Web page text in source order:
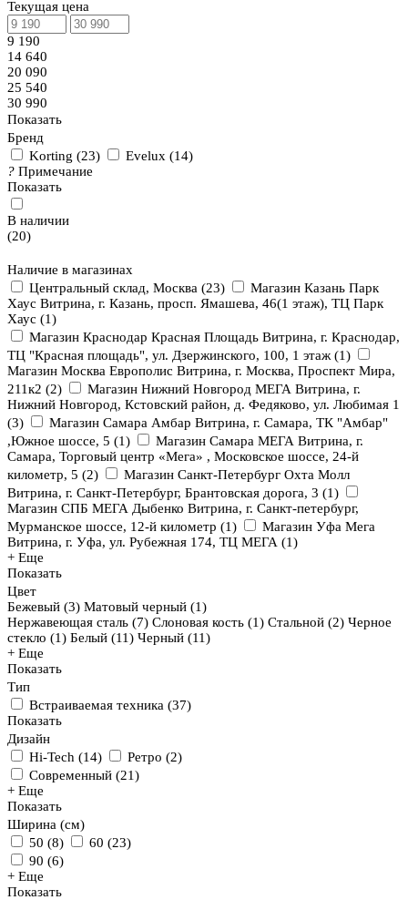
Текущая цена
9 190
14 640
20 090
25 540
30 990
Показать
Бренд
Korting (23) Evelux (14)
? Примечание
Показать
В наличии
(20)
Наличие в магазинах
Центральный склад, Москва (23)
Магазин Казань Парк
Хаус Витрина, г. Казань, просп. Ямашева, 46(1 этаж), ТЦ Парк
Хаус (1)
Магазин Краснодар Красная Площадь Витрина, г. Краснодар,
ТЦ "Красная площадь", ул. Дзержинского, 100, 1 этаж (1)
Магазин Москва Европолис Витрина, г. Москва, Проспект Мира,
211к2 (2)
Магазин Нижний Новгород МЕГА Витрина, г.
Нижний Новгород, Кстовский район, д. Федяково, ул. Любимая 1
(3)
Магазин Самара Амбар Витрина, г. Самара, ТК "Амбар"
,Южное шоссе, 5 (1)
Магазин Самара МЕГА Витрина, г.
Самара, Торговый центр «Мега» , Московское шоссе, 24-й
километр, 5 (2)
Магазин Санкт-Петербург Охта Молл
Витрина, г. Санкт-Петербург, Брантовская дорога, 3 (1)
Магазин СПБ МЕГА Дыбенко Витрина, г. Санкт-петербург,
Мурманское шоссе, 12-й километр (1)
Магазин Уфа Мега
Витрина, г. Уфа, ул. Рубежная 174, ТЦ МЕГА (1)
+ Еще
Показать
Цвет
Бежевый (3) Матовый черный (1)
Нержавеющая сталь (7) Слоновая кость (1) Стальной (2) Черное
стекло (1) Белый (11) Черный (11)
+ Еще
Показать
Тип
Встраиваемая техника (37)
Показать
Дизайн
Hi-Tech (14) Ретро (2)
Современный (21)
+ Еще
Показать
Ширина (см)
50 (8) 60 (23)
90 (6)
+ Еще
Показать